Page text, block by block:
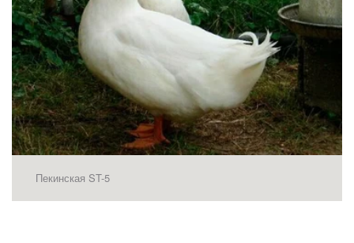
Пекинская ST-5